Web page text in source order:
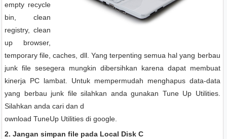
empty recycle
bin, clean
registry, clean
up browser,
temporary file, caches, dll. Yang terpenting semua hal yang berbau
junk file sesegera mungkin dibersihkan karena dapat membuat
kinerja PC lambat. Untuk mempermudah menghapus data-data
yang berbau junk file silahkan anda gunakan Tune Up Utilities.
Silahkan anda cari dan d
ownload TuneUp Utilities di google.
2. Jangan simpan file pada Local Disk C